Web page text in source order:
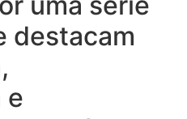
destacam
e